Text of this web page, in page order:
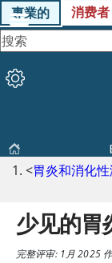
專業的 消费者
<胃炎和消化
少见的胃
完整评审:1月 2025